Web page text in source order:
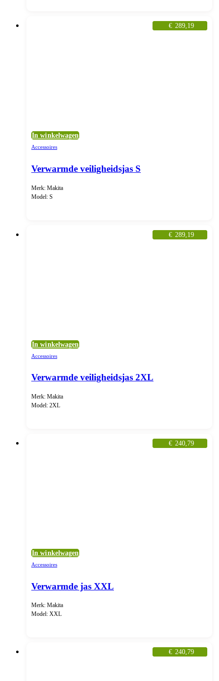
€ 289,19
In winkelwagen
Accessoires
Verwarmde veiligheidsjas S
Merk: Makita
Model: S
€ 289,19
In winkelwagen
Accessoires
Verwarmde veiligheidsjas 2XL
Merk: Makita
Model: 2XL
€ 240,79
In winkelwagen
Accessoires
Verwarmde jas XXL
Merk: Makita
Model: XXL
€ 240,79